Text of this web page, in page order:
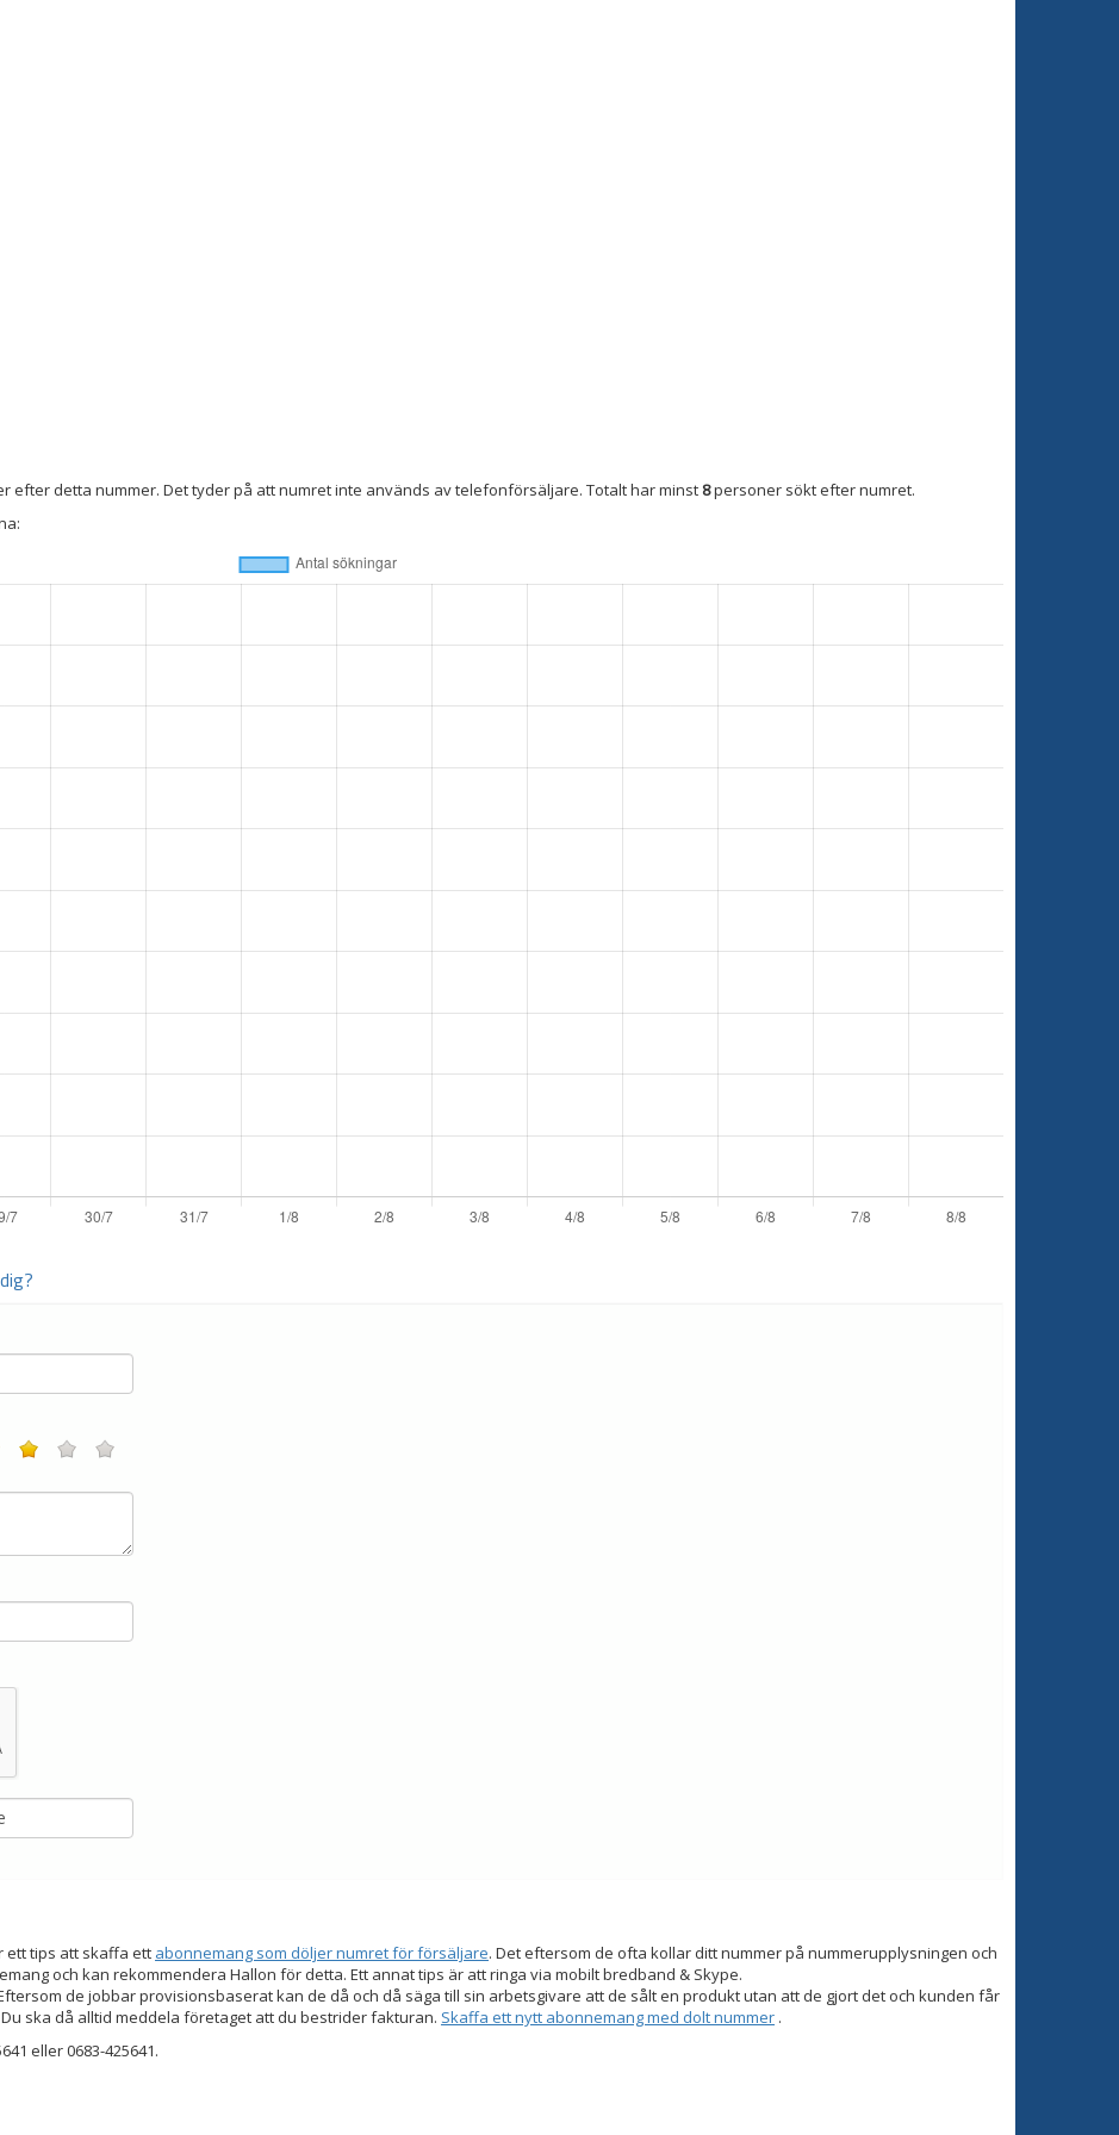
efter detta nummer. Det tyder på att numret inte används av telefonförsäljare. Totalt har minst 8personer sökt efter numret.
ett tips att skaffa ett abonnemang som döljer numret för försäljare. Det eftersom de ofta kollar ditt nummer på nummerupplysningen och
och kan rekommendera Hallon för detta. Ett annat tips är att ringa via mobilt bredband & Skype.
de jobbar provisionsbaserat kan de då och då säga till sin arbetsgivare att de sålt en produkt utan att de gjort det och kunden får
ska då alltid meddela företaget att du bestrider fakturan. Skaffa ett nytt abonnemang med dolt nummer .
eller 0683-425641.